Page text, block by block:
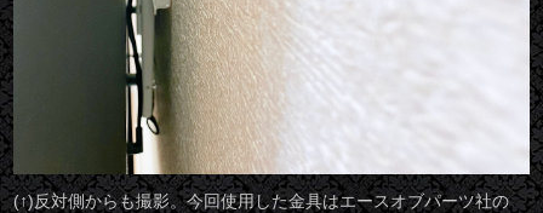
(↑)反対側からも撮影。今回使用した金具はエースオブパーツ社の